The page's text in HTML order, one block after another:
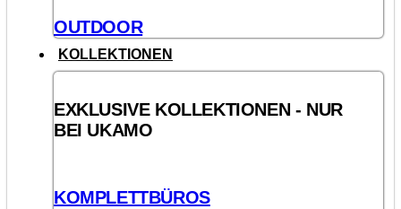
OUTDOOR
KOLLEKTIONEN
EXKLUSIVE KOLLEKTIONEN - NUR
BEI UKAMO
KOMPLETTBÜROS